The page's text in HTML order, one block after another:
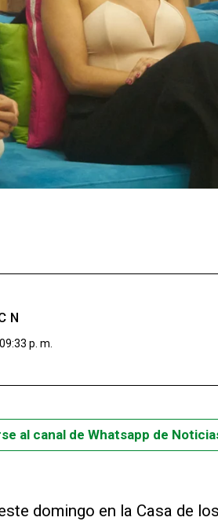
09:33 p. m.
al canal de Whatsapp de
domingo en la Casa de